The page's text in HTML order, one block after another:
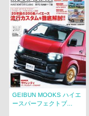
GEIBUN MOOKS ハイエ
ースパーフェクトブ...